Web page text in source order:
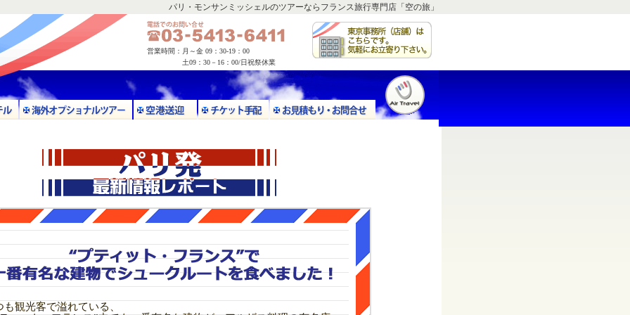
パリ・モンサンミッシェルのツアーならフランス旅行専門店「空の旅」
営業時間： 月～金 09：30-19：00
土09：30－16：00/日祝祭休業
も観光客で溢れている、